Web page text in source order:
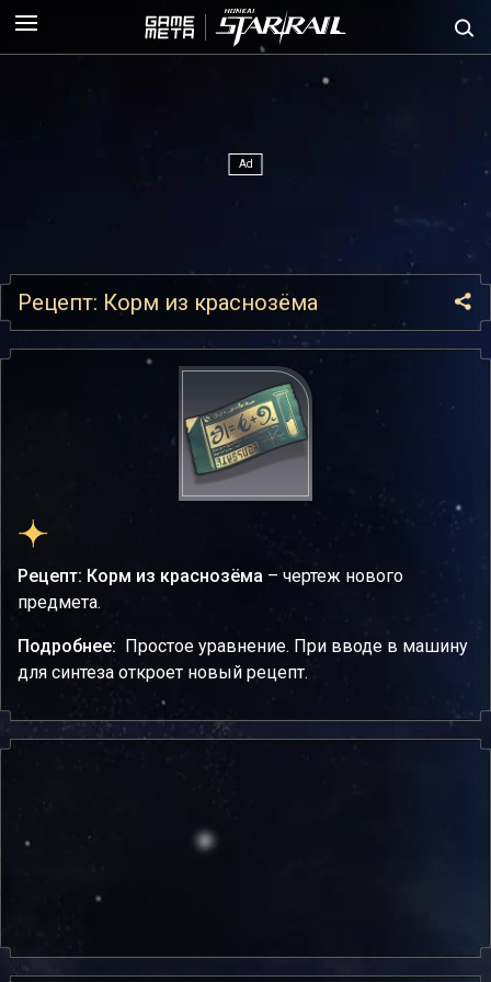
Рецепт: Корм из краснозёма
Рецепт: Корм из краснозёма – чертеж нового
предмета.
Подробнее: Простое уравнение. При вводе в машину
для синтеза откроет новый рецепт.